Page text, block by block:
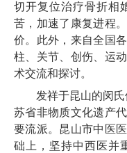
切开复位治疗骨折相
苦，加速了康复进程
价。此外，来自全国
柱、关节、创伤、运
术交流和探讨。
发祥于昆山的闵
苏省非物质文化遗产
要流派。昆山市中医
础上，坚持中西医并